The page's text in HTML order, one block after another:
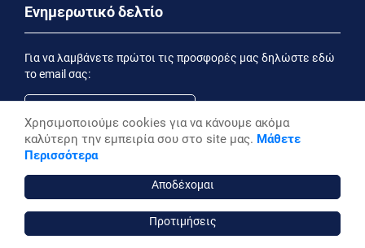
Ενημερωτικό δελτίο
Για να λαμβάνετε πρώτοι τις προσφορές μας δηλώστε εδώ
το email σας:
Εγγραφή
Έχοντας ενημερωθεί από την
επιθυμώ να λαμβάνω ενημερωτικά email
Powered by Stonewave
Χρησιμοποιούμε cookies για να κάνουμε ακόμα
καλύτερη την εμπειρία σου στο site μας. Μάθετε
Περισσότερα
Αποδέχομαι
Προτιμήσεις